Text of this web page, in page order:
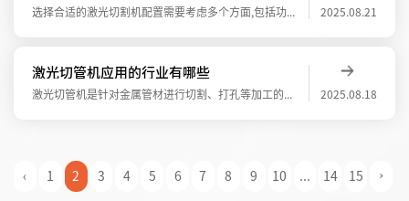
选择合适的激光切割机配置需要考虑多个方面,包括功率、床身结构、导轨配置和激光器类型等。在选购时,建议结合个人需求和预算进行权衡,选择性价比高、性能稳定的激光切割机配置。也可以根据企业具体的加工需求、材料类型、预算以及生产规模来综合考 2025.08.21
激光切管机应用的行业有哪些
激光切管机是针对金属管材进行切割、打孔等加工的领域，作为一种高精度、高效率的加工设备，深受制造业老板的喜爱，帮助企业降本增效，同时激光切管机也广泛应用于多个行业。激光切管机主要针对各类金属管材的切割，圆管，方管，矩形管，工字钢，角钢 2025.08.18
‹ 1 2 3 4 5 6 7 8 9 10 ... 14 15 ›